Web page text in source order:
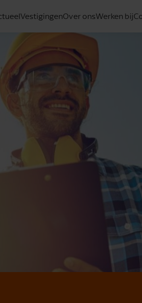
VestigingenOver onsWerken bij